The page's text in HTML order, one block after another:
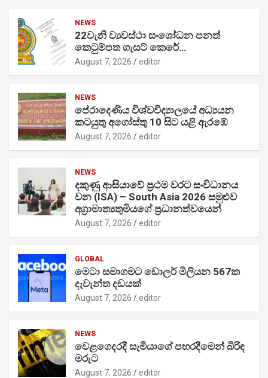
NEWS
22වැනි ව්‍යවස්ථා සංශෝධන පනත්
කෙටුම්පත ගැසට් කෙරේ…
August 7, 2026 editor
NEWS
පේරාදෙණිය විශ්වවිද්‍යාලයේ අධ්‍යයන
කටයුතු අගෝස්තු 10 සිට යළි ඇරඹේ
August 7, 2026 editor
NEWS
දකුණු ආසියාවේ ප්‍රථම වරට සංවිධානය
වන (ISA) – South Asia 2026 සමුළුව
අග්‍රාමාත්‍යතුමියගේ ප්‍රධානත්වයෙන්
August 7, 2026 editor
GLOBAL
මෙටා සමාගමට ඩොලර් මිලියන 567ක
දැවැන්ත දඩයක්
August 7, 2026 editor
NEWS
වෙළගෙදරදී සැමියාගේ පහරදීමෙන් බිරිඳ
මරුට
August 7, 2026 editor